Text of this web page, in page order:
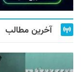
آخرین مطالب